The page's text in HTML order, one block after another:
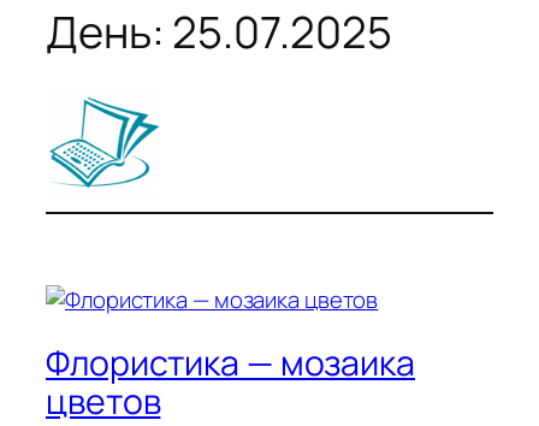
День: 25.07.2025
Флористика — мозаика
цветов